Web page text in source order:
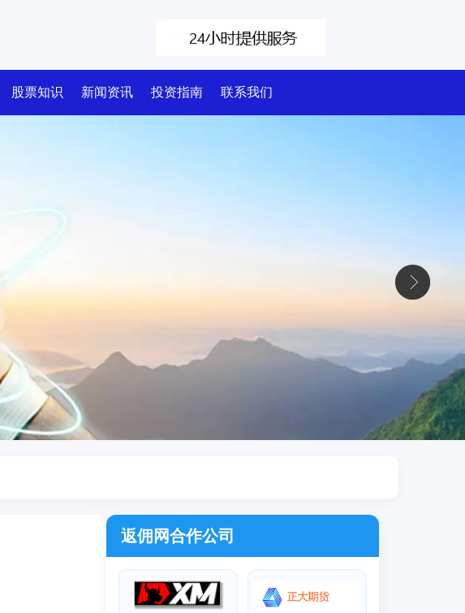
股票知识 新闻资讯 投资指南 联系我们
返佣网合作公司